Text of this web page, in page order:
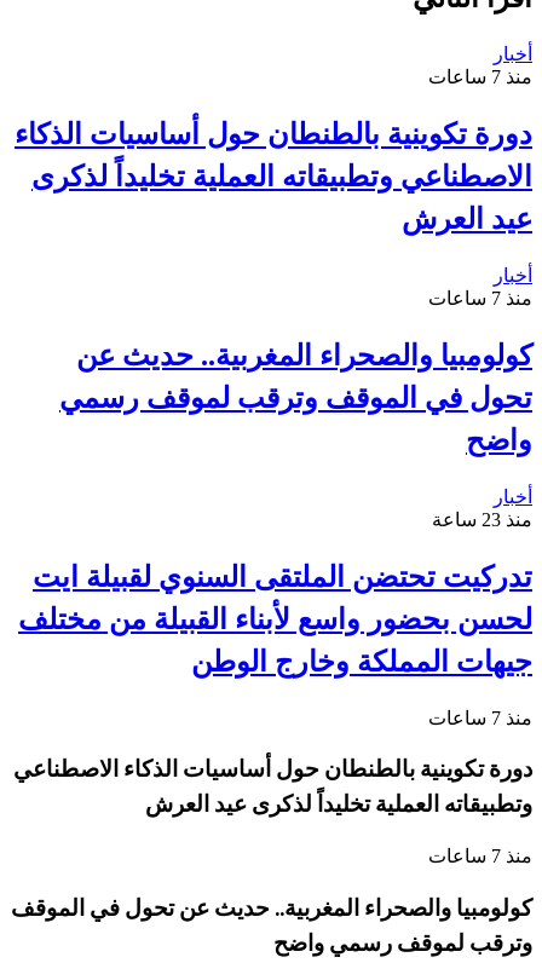
أخبار
منذ 7 ساعات
دورة تكوينية بالطنطان حول أساسيات الذكاء
الاصطناعي وتطبيقاته العملية تخليداً لذكرى
عيد العرش
أخبار
منذ 7 ساعات
كولومبيا والصحراء المغربية.. حديث عن
تحول في الموقف وترقب لموقف رسمي
واضح
أخبار
منذ 23 ساعة
تدركيت تحتضن الملتقى السنوي لقبيلة ايت
لحسن بحضور واسع لأبناء القبيلة من مختلف
جيهات المملكة وخارج الوطن
منذ 7 ساعات
دورة تكوينية بالطنطان حول أساسيات الذكاء الاصطناعي
وتطبيقاته العملية تخليداً لذكرى عيد العرش
منذ 7 ساعات
كولومبيا والصحراء المغربية.. حديث عن تحول في الموقف
وترقب لموقف رسمي واضح